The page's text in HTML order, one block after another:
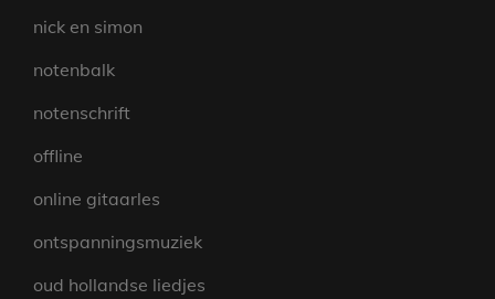
nick en simon
notenbalk
notenschrift
offline
online gitaarles
ontspanningsmuziek
oud hollandse liedjes